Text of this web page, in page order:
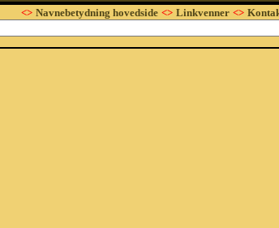
<> Navnebetydning hovedside <> Linkvenner <>